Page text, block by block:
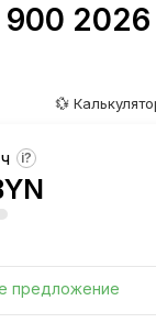
900 2026
💱
?
предложение